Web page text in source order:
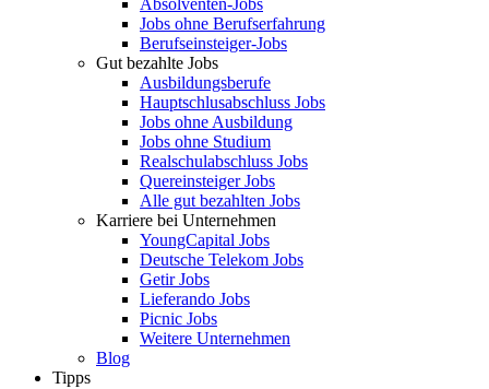
Absolventen-Jobs
Jobs ohne Berufserfahrung
Berufseinsteiger-Jobs
Gut bezahlte Jobs
Ausbildungsberufe
Hauptschlusabschluss Jobs
Jobs ohne Ausbildung
Jobs ohne Studium
Realschulabschluss Jobs
Quereinsteiger Jobs
Alle gut bezahlten Jobs
Karriere bei Unternehmen
YoungCapital Jobs
Deutsche Telekom Jobs
Getir Jobs
Lieferando Jobs
Picnic Jobs
Weitere Unternehmen
Blog
Tipps